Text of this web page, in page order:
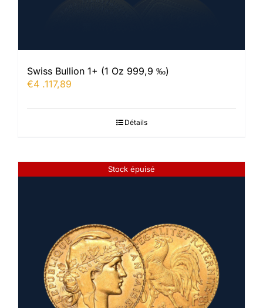
Swiss Bullion 1+ (1 Oz 999,9 ‰)
€4 .117,89
Détails
Stock épuisé